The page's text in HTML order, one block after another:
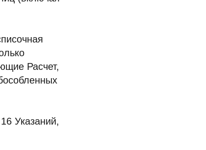
Расчет,
Указаний,